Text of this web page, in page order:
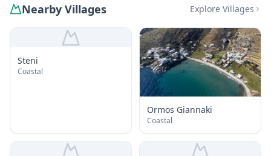
Nearby Villages Explore Villages
Steni
Coastal
Ormos Giannaki
Coastal